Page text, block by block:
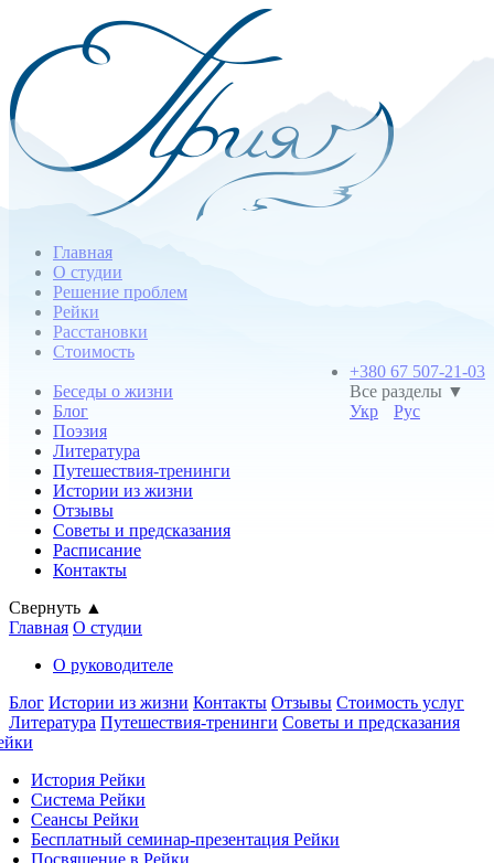
Главная
О студии
Решение проблем
Рейки
Расстановки
Стоимость
+380 67 507-21-03
Все разделы ▼
Укр
Рус
Беседы о жизни
Блог
Поэзия
Литература
Путешествия-тренинги
Истории из жизни
Отзывы
Советы и предсказания
Расписание
Контакты
Свернуть ▲
Главная О студии
О руководителе
Блог Истории из жизни Контакты Отзывы Стоимость услуг
Литература Путешествия-тренинги Советы и предсказания
История Рейки
Система Рейки
Сеансы Рейки
Бесплатный семинар-презентация Рейки
Посвящение в Рейки